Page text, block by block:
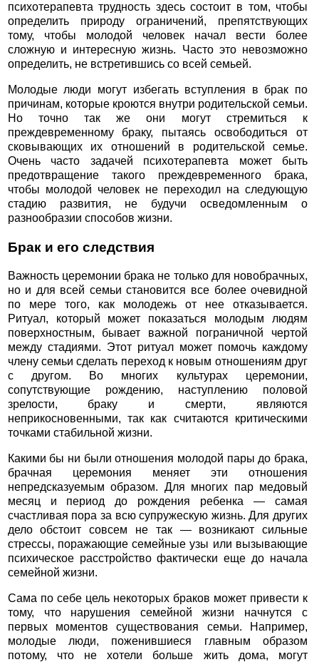
психотерапевта трудность здесь состоит в том, чтобы
определить природу ограничений, препятствующих
тому, чтобы молодой человек начал вести более
сложную и интересную жизнь. Часто это невозможно
определить, не встретившись со всей семьей.
Молодые люди могут избегать вступления в брак по
причинам, которые кроются внутри родительской семьи.
Но точно так же они могут стремиться к
преждевременному браку, пытаясь освободиться от
сковывающих их отношений в родительской семье.
Очень часто задачей психотерапевта может быть
предотвращение такого преждевременного брака,
чтобы молодой человек не переходил на следующую
стадию развития, не будучи осведомленным о
разнообразии способов жизни.
Брак и его следствия
Важность церемонии брака не только для новобрачных,
но и для всей семьи становится все более очевидной
по мере того, как молодежь от нее отказывается.
Ритуал, который может показаться молодым людям
поверхностным, бывает важной пограничной чертой
между стадиями. Этот ритуал может помочь каждому
члену семьи сделать переход к новым отношениям друг
с другом. Во многих культурах церемонии,
сопутствующие рождению, наступлению половой
зрелости, браку и смерти, являются
неприкосновенными, так как считаются критическими
точками стабильной жизни.
Какими бы ни были отношения молодой пары до брака,
брачная церемония меняет эти отношения
непредсказуемым образом. Для многих пар медовый
месяц и период до рождения ребенка — самая
счастливая пора за всю супружескую жизнь. Для других
дело обстоит совсем не так — возникают сильные
стрессы, поражающие семейные узы или вызывающие
психическое расстройство фактически еще до начала
семейной жизни.
Сама по себе цель некоторых браков может привести к
тому, что нарушения семейной жизни начнутся с
первых моментов существования семьи. Например,
молодые люди, поженившиеся главным образом
потому, что не хотели больше жить дома, могут